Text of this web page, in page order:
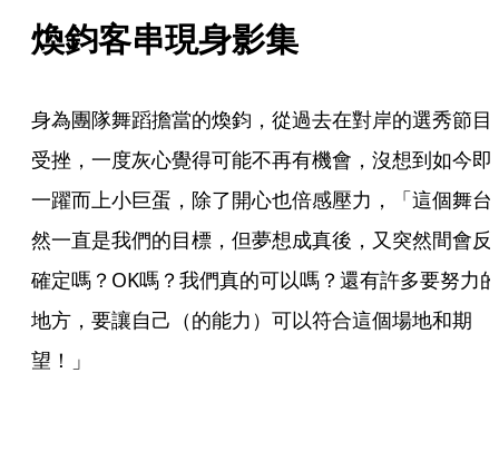
煥鈞客串現身影集
身為團隊舞蹈擔當的煥鈞，從過去在對岸的選秀節目
受挫，一度灰心覺得可能不再有機會，沒想到如今即
一躍而上小巨蛋，除了開心也倍感壓力，「這個舞台
然一直是我們的目標，但夢想成真後，又突然間會反
確定嗎？OK嗎？我們真的可以嗎？還有許多要努力的
地方，要讓自己（的能力）可以符合這個場地和期
望！」